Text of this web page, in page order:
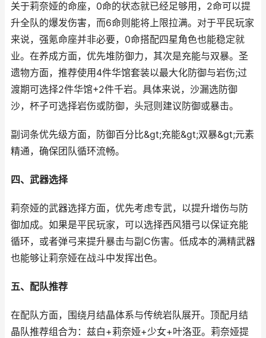
关于莉奈娅的命座，0命的状态就已经足够用，2命可以提
升全队的爆发伤害，而6命则能将上限拉满。对于平民玩家
来说，强氪命座并非必要，0命搭配四星角色也能稳定就
业。在养成方面，优先堆防御力，其次是充能与双暴。圣
遗物方面，推荐使用4件华馆套装以最大化防御与岩伤;过
渡期可选择2件华馆+2件千岩。具体来说，沙漏选防御
沙，杯子可选择岩伤或防御，头冠则建议防御或暴击。
副词条优先级方面，防御百分比&gt;充能&gt;双暴&gt;元素
精通，确保团队循环流畅。
四、武器选择
莉奈娅的武器选择方面，优先考虑专武，以提升增伤与防
御加成。如果是平民玩家，可以选择西风猎弓以保证充能
循环，或者弹弓来提升暴击与副C伤害。低成本的满精武器
也能够让莉奈娅在战斗中发挥出色。
五、配队推荐
在配队方面，围绕月结晶体系与传统岩队展开。顶配月结
晶队推荐组合为：兹白+莉奈娅+少女+叶洛亚。莉奈娅提